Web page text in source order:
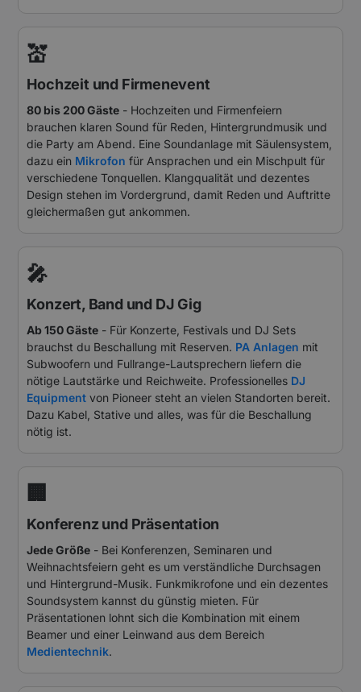
💒
Hochzeit und Firmenevent
80 bis 200 Gäste - Hochzeiten und Firmenfeiern
brauchen klaren Sound für Reden, Hintergrundmusik und
die Party am Abend. Eine Soundanlage mit Säulensystem,
dazu ein Mikrofon für Ansprachen und ein Mischpult für
verschiedene Tonquellen. Klangqualität und dezentes
Design stehen im Vordergrund, damit Reden und Auftritte
gleichermaßen gut ankommen.
🎤
Konzert, Band und DJ Gig
Ab 150 Gäste - Für Konzerte, Festivals und DJ Sets
brauchst du Beschallung mit Reserven. PA Anlagen mit
Subwoofern und Fullrange-Lautsprechern liefern die
nötige Lautstärke und Reichweite. Professionelles DJ
Equipment von Pioneer steht an vielen Standorten bereit.
Dazu Kabel, Stative und alles, was für die Beschallung
nötig ist.
🏢
Konferenz und Präsentation
Jede Größe - Bei Konferenzen, Seminaren und
Weihnachtsfeiern geht es um verständliche Durchsagen
und Hintergrund-Musik. Funkmikrofone und ein dezentes
Soundsystem kannst du günstig mieten. Für
Präsentationen lohnt sich die Kombination mit einem
Beamer und einer Leinwand aus dem Bereich
Medientechnik.